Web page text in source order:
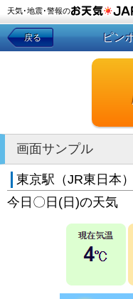
天気･地震･警報の
戻る ピン
画面サンプル
東京駅（JR東日本）
今日〇日(日)の天気